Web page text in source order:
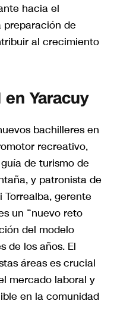
hacia el
de
al crecimiento
Yaracuy
bachilleres en
recreativo,
de turismo de
y patronista de
Torrealba, gerente
un “nuevo reto
del modelo
de los años. El
áreas es crucial
mercado laboral y
en la comunidad